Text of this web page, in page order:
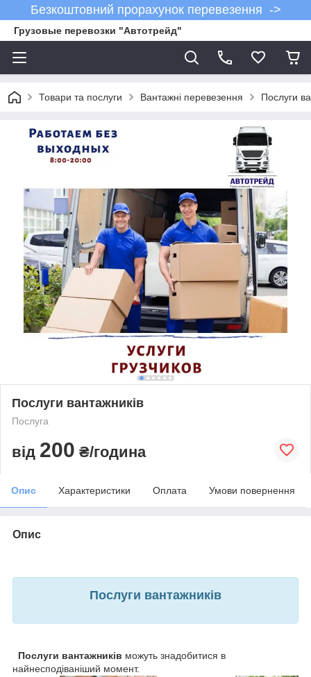
Безкоштовний прорахунок перевезення ->
Грузовые перевозки "Автотрейд"
Товари та послуги Вантажні перевезення Послуги
Послуги вантажників
Послуга
від 200 ₴/година
Опис Характеристики Оплата Умови повернення
Опис
Послуги вантажників
Послуги вантажників можуть знадобитися в
найнесподіваніший момент.